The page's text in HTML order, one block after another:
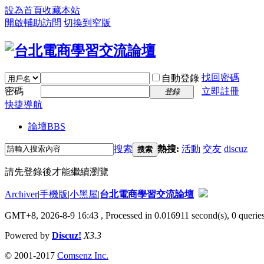
設為首頁收藏本站
開啟輔助訪問 切換到窄版
自動登錄 找回密碼
密碼
登錄
立即註冊
快捷導航
論壇BBS
搜索 搜索 熱搜: 活動 交友 discuz
請先登錄後才能繼續瀏覽
Archiver|手機版|小黑屋|台北電商學習交流論壇
GMT+8, 2026-8-9 16:43 , Processed in 0.016911 second(s), 0
Powered by Discuz! X3.3
© 2001-2017 Comsenz Inc.